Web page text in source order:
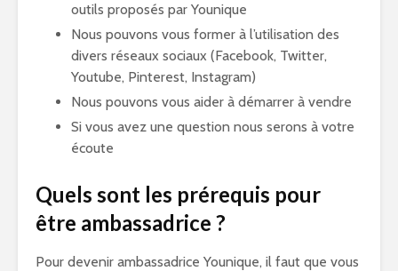
outils proposés par Younique
Nous pouvons vous former à l’utilisation des
divers réseaux sociaux (Facebook, Twitter,
Youtube, Pinterest, Instagram)
Nous pouvons vous aider à démarrer à vendre
Si vous avez une question nous serons à votre
écoute
Quels sont les prérequis pour
être ambassadrice ?
Pour devenir ambassadrice Younique, il faut que vous